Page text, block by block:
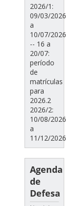
2026/1:
09/03/2026
a
10/07/2026
-- 16 a
20/07:
período
de
matrículas
para
2026.2
2026/2:
10/08/2026
a
11/12/2026
Agenda
de
Defesa